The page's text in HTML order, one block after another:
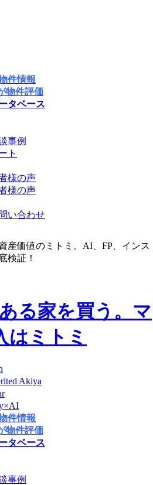
件情報
物件評価
タベース
事例
ト
様の声
様の声
い合わせ
産価値のミトミ。AI、FP、インス
検証！
Akiya
件情報
物件評価
タベース
事例